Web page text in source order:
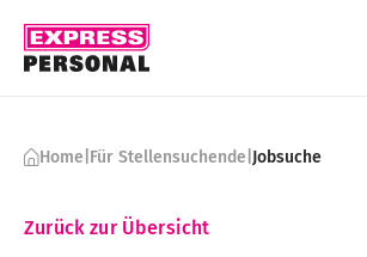
Home|Für Stellensuchende|Jobsuche
Zurück zur Übersicht